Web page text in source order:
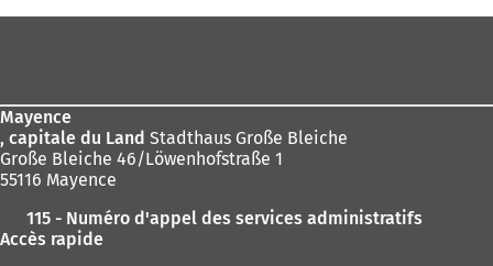
Mayence
, capitale du Land Stadthaus Große Bleiche
Große Bleiche 46/Löwenhofstraße 1
55116 Mayence
115 - Numéro d'appel des services administratifs
Accès rapide